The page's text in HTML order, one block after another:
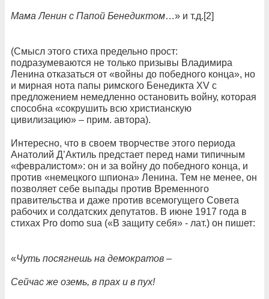
Мама Ленин с Папой Бенедиктом…» и т.д.[2]
(Смысл этого стиха предельно прост:
подразумеваются не только призывы Владимира
Ленина отказаться от «войны до победного конца», но
и мирная нота папы римского Бенедикта XV с
предложением немедленно остановить войну, которая
способна «сокрушить всю христианскую
цивилизацию» – прим. автора).
Интересно, что в своем творчестве этого периода
Анатолий Д’Актиль предстает перед нами типичным
«февралистом»: он и за войну до победного конца, и
против «немецкого шпиона» Ленина. Тем не менее, он
позволяет себе выпады против Временного
правительства и даже против всемогущего Совета
рабочих и солдатских депутатов. В июне 1917 года в
стихах Pro domo sua («В защиту себя» - лат.) он пишет:
«Чуть посягнешь на демократов –
Сейчас же оземь, в прах и в пух!